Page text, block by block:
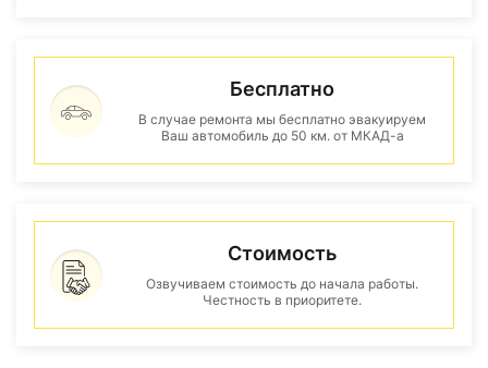
Бесплатно
В случае ремонта мы бесплатно эвакуируем
Ваш автомобиль до 50 км. от МКАД-а
Стоимость
Озвучиваем стоимость до начала работы.
Честность в приоритете.